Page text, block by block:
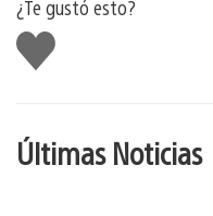
¿Te gustó esto?
Me
gusta
Últimas Noticias